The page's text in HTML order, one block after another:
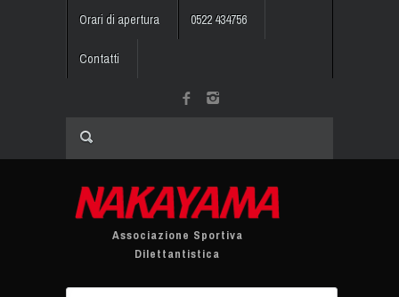
Orari di apertura 0522 434756
Contatti
Associazione Sportiva
Dilettantistica